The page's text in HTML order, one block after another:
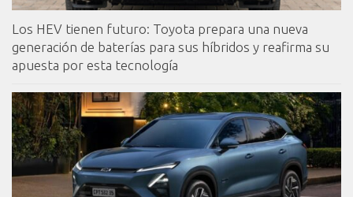
Los HEV tienen futuro: Toyota prepara una nueva
generación de baterías para sus híbridos y reafirma su
apuesta por esta tecnología